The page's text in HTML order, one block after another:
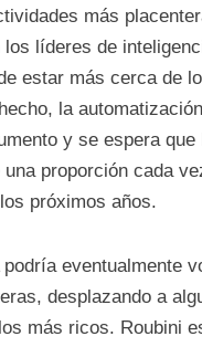
más
los líderes de
estar más cerca de
la
y se espera
una proporción cada
próximos años.
podría eventualmente
desplazando a
más ricos. Roubini